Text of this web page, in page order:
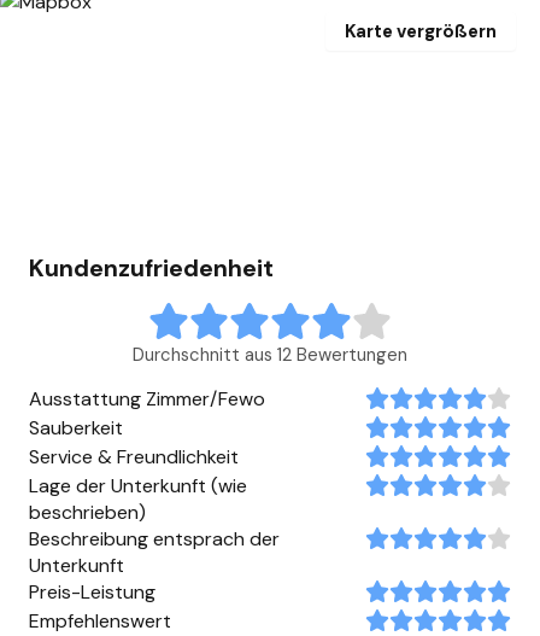
Karte vergrößern
Kundenzufriedenheit
Durchschnitt aus 12 Bewertungen
Ausstattung Zimmer/Fewo
Sauberkeit
Service & Freundlichkeit
Lage der Unterkunft (wie
beschrieben)
Beschreibung entsprach der
Unterkunft
Preis-Leistung
Empfehlenswert